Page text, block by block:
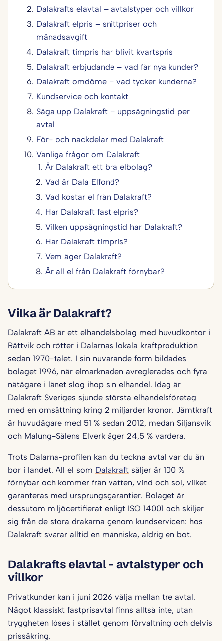
Dalakrafts elavtal – avtalstyper och villkor
Dalakraft elpris – snittpriser och
månadsavgift
Dalakraft timpris har blivit kvartspris
Dalakraft erbjudande – vad får nya kunder?
Dalakraft omdöme – vad tycker kunderna?
Kundservice och kontakt
Säga upp Dalakraft – uppsägningstid per
avtal
För- och nackdelar med Dalakraft
Vanliga frågor om Dalakraft
Är Dalakraft ett bra elbolag?
Vad är Dala Elfond?
Vad kostar el från Dalakraft?
Har Dalakraft fast elpris?
Vilken uppsägningstid har Dalakraft?
Har Dalakraft timpris?
Vem äger Dalakraft?
Är all el från Dalakraft förnybar?
Vilka är Dalakraft?
Dalakraft AB är ett elhandelsbolag med huvudkontor i
Rättvik och rötter i Dalarnas lokala kraftproduktion
sedan 1970-talet. I sin nuvarande form bildades
bolaget 1996, när elmarknaden avreglerades och fyra
nätägare i länet slog ihop sin elhandel. Idag är
Dalakraft Sveriges sjunde största elhandelsföretag
med en omsättning kring 2 miljarder kronor. Jämtkraft
är huvudägare med 51 % sedan 2012, medan Siljansvik
och Malung-Sälens Elverk äger 24,5 % vardera.
Trots Dalarna-profilen kan du teckna avtal var du än
bor i landet. All el som Dalakraft säljer är 100 %
förnybar och kommer från vatten, vind och sol, vilket
garanteras med ursprungsgarantier. Bolaget är
dessutom miljöcertifierat enligt ISO 14001 och skiljer
sig från de stora drakarna genom kundservicen: hos
Dalakraft svarar alltid en människa, aldrig en bot.
Dalakrafts elavtal – avtalstyper och
villkor
Privatkunder kan i juni 2026 välja mellan tre avtal.
Något klassiskt fastprisavtal finns alltså inte, utan
tryggheten löses i stället genom förvaltning och delvis
prissäkring.